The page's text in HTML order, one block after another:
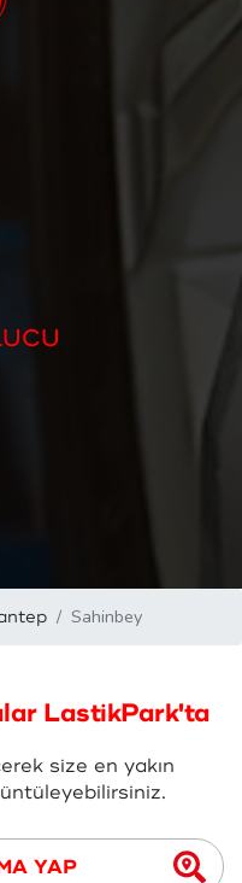
Sahinbey
LastikPark'ta
size en yakın